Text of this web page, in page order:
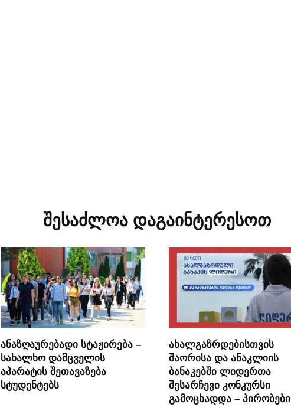
შესაძლოა დაგაინტერესოთ
ანაზღაურებადი სტაჟირება –
სახალხო დამცველის
აპარატის შეთავაზება
სტუდენტებს
ახალგაზრდებისთვის
შაორისა და ანაკლიის
ბანაკებში ლიდერთა
შესარჩევი კონკურსი
გამოცხადდა – პირობები